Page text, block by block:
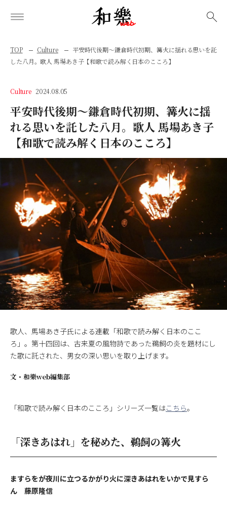
TOP Culture
平安時代後期～鎌倉時代初期、篝火に揺れる思いを託
した八月。歌人 馬場あき子【和歌で読み解く日本のこころ】
Culture 2024.08.05
平安時代後期～鎌倉時代初期、篝火に揺
れる思いを託した八月。歌人 馬場あき子
【和歌で読み解く日本のこころ】
歌人、馬場あき子氏による連載「和歌で読み解く日本のここ
ろ」。第十四回は、古来夏の風物詩であった鵜飼の炎を題材にし
た歌に託された、男女の深い思いを取り上げます。
文・ 和樂web編集部
「和歌で読み解く日本のこころ」シリーズ一覧はこちら。
「深きあはれ」を秘めた、鵜飼の篝火
ますらをが夜川に立つるかがり火に深きあはれをいかで見すら
ん 藤原隆信